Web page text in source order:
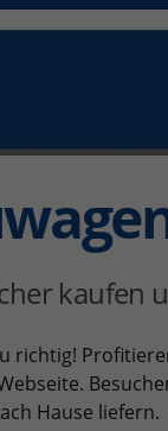
kaufen
richtig!
Hause liefern.